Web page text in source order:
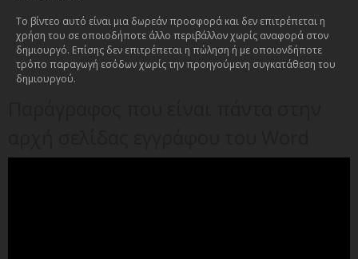
Το βίντεο αυτό είναι μια δωρεάν προσφορά και δεν επιτρέπεται η
χρήση του σε οποιοδήποτε άλλο περιβάλλον χωρίς αναφορά στον
δημιουργό. Επίσης δεν επιτρέπεται η πώληση ή με οποιονδήποτε
τρόπο παραγωγή εσόδων χωρίς την προηγούμενη συγκατάθεση του
δημιουργού.